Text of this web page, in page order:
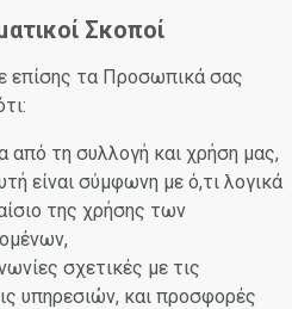
Σκοποί
επίσης τα Προσωπικά σας
από τη συλλογή και χρήση μας,
είναι σύμφωνη με ό,τι λογικά
της χρήσης των
σχετικές με τις
υπηρεσιών, και προσφορές